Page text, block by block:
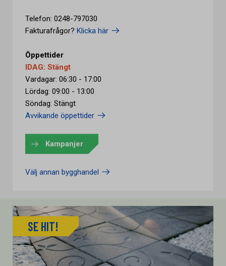
Telefon: 0248-797030
Fakturafrågor? Klicka här
Öppettider
IDAG: Stängt
Vardagar: 06:30 - 17:00
Lördag: 09:00 - 13:00
Söndag: Stängt
Avvikande öppettider
Kampanjer
Välj annan bygghandel
SE HIT!